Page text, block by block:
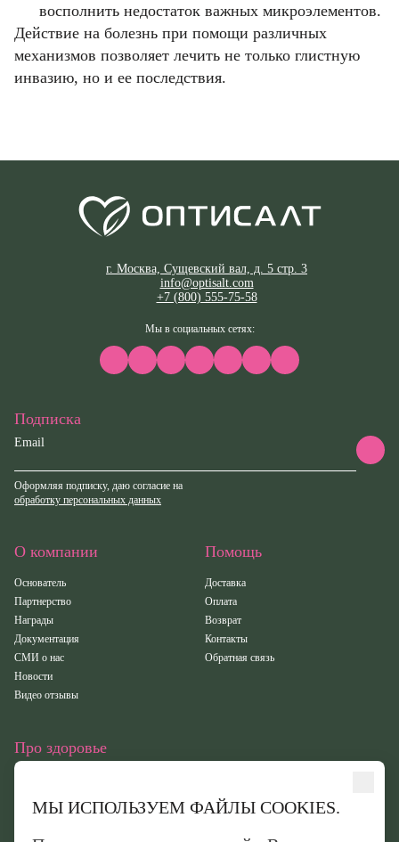
восполнить недостаток важных микроэлементов.
Действие на болезнь при помощи различных
механизмов позволяет лечить не только глистную
инвазию, но и ее последствия.
МЫ ИСПОЛЬЗУЕМ ФАЙЛЫ COOKIES.
г. Москва, Сущевский вал, д. 5 стр. 3
info@optisalt.com
+7 (800) 555-75-58
Мы в социальных сетях:
Подписка
Email
Оформляя подписку, даю согласие на
обработку персональных данных
О компании
Основатель
Партнерство
Награды
Документация
СМИ о нас
Новости
Видео отзывы
Помощь
Доставка
Оплата
Возврат
Контакты
Обратная связь
Про здоровье
Здоровье